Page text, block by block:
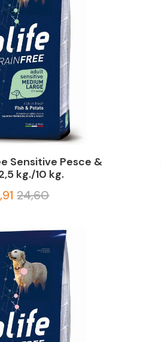
Sensitive Pesce &
kg./10 kg.
24,60